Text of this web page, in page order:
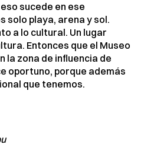
sucede en ese
solo playa, arena y sol.
a lo cultural. Un lugar
Entonces que el Museo
la zona de influencia de
oportuno, porque además
que tenemos.